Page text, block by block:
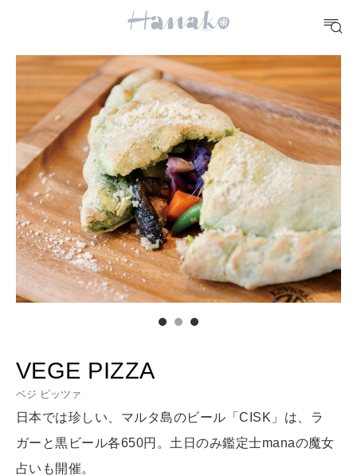
FOOD
おいしい
TRAVEL
どこ行く？
FORTUNE
明日のわたし
[12星座別] Weekly Holoscope
HEALTH
LEARN
VEGE PIZZA
ベジ ピッツァ
日本では珍しい、マルタ島のビール「CISK」は、ラ
ガーと黒ビール各650円。土日のみ鑑定士manaの魔女
占いも開催。